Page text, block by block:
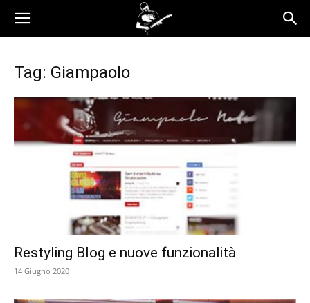
Tag: Giampaolo
Restyling Blog e nuove funzionalità
14 Giugno 2020